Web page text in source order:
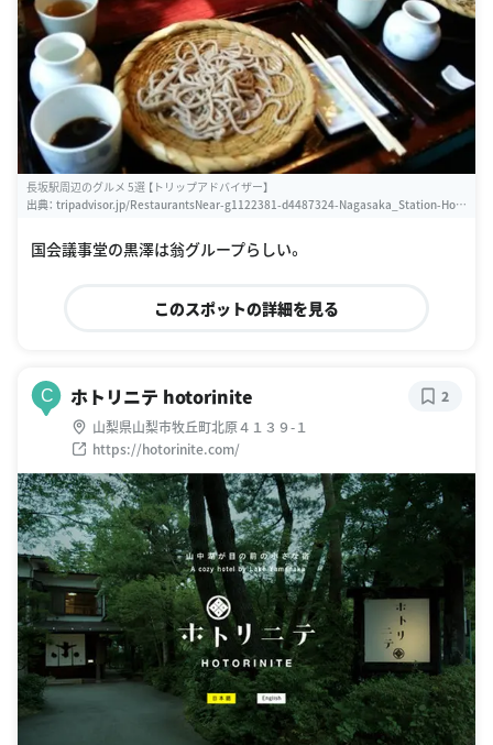
長坂駅周辺のグルメ 5選 【トリップアドバイザー】
出典： tripadvisor.jp/RestaurantsNear-g1122381-d4487324-Nagasaka_Station-Hok
国会議事堂の黒澤は翁グループらしい。
このスポットの詳細を見る
C ホトリニテ hotorinite
山梨県山梨市牧丘町北原４１３９-１
https://hotorinite.com/
2